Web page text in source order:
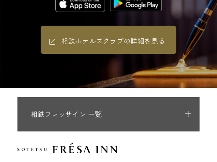
相鉄ホテルズクラブの詳細を見る
相鉄フレッサイン 一覧